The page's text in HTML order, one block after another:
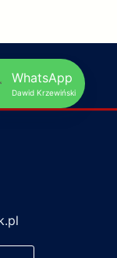
WhatsApp
Dawid Krzewiński